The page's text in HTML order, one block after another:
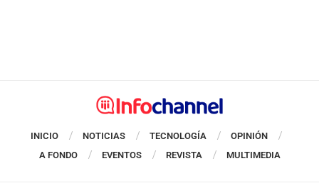
INICIO NOTICIAS TECNOLOGÍA
OPINIÓN
A FONDO
EVENTOS REVISTA MULTIMEDIA